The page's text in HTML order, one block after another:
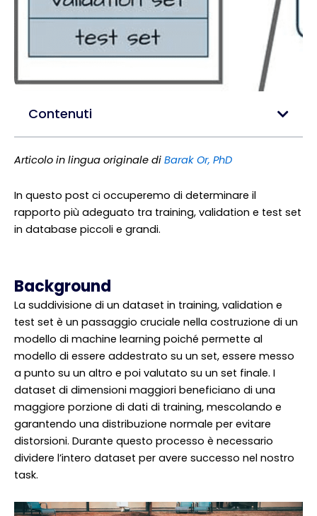
Articolo in lingua originale di Barak Or, PhD
In questo post ci occuperemo di determinare il
rapporto più adeguato tra training, validation e test set
in database piccoli e grandi.
Background
La suddivisione di un dataset in training, validation e
test set è un passaggio cruciale nella costruzione di un
modello di machine learning poiché permette al
modello di essere addestrato su un set, essere messo
a punto su un altro e poi valutato su un set finale. I
dataset di dimensioni maggiori beneficiano di una
maggiore porzione di dati di training, mescolando e
garantendo una distribuzione normale per evitare
distorsioni. Durante questo processo è necessario
dividere l’intero dataset per avere successo nel nostro
task.
Contenuti